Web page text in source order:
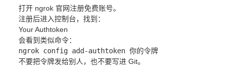
打开 ngrok 官网注册免费账号。
注册后进入控制台，找到：
Your Authtoken
会看到类似命令：
ngrok config add -authtoken 你的令牌
不要把令牌发给别人，也不要写进 Git。